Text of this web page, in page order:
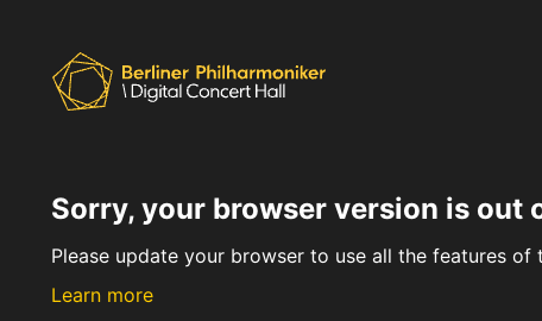
Sorry, your browser version is out
Please update your browser to use all the features of
Learn more